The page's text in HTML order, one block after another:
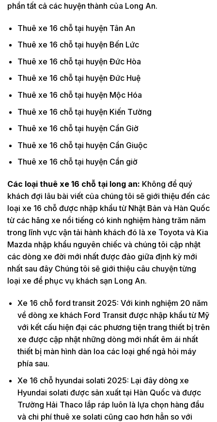
phần tất cả các huyện thành của Long An.
Thuê xe 16 chỗ tại huyện Tân An
Thuê xe 16 chỗ tại huyện Bến Lức
Thuê xe 16 chỗ tại huyện Đức Hòa
Thuê xe 16 chỗ tại huyện Đức Huệ
Thuê xe 16 chỗ tại huyện Mộc Hóa
Thuê xe 16 chỗ tại huyện Kiến Tường
Thuê xe 16 chỗ tại huyện Cần Giờ
Thuê xe 16 chỗ tại huyện Cần Giuộc
Thuê xe 16 chỗ tại huyện Cần giờ
Các loại thuê xe 16 chỗ tại long an: Không để quý
khách đợi lâu bài viết của chúng tôi sẽ giới thiệu đến các
loại xe 16 chỗ được nhập khẩu từ Nhật Bản và Hàn Quốc
từ các hãng xe nổi tiếng có kinh nghiệm hàng trăm năm
trong lĩnh vực vận tải hành khách đó là xe Toyota và Kia
Mazda nhập khẩu nguyên chiếc và chúng tôi cập nhật
các dòng xe đời mới nhất được đảo giữa định kỳ mới
nhất sau đây Chúng tôi sẽ giới thiệu câu chuyện từng
loại xe để phục vụ khách sạn Long An.
Xe 16 chỗ ford transit 2025: Với kinh nghiệm 20 năm
về dòng xe khách Ford Transit được nhập khẩu từ Mỹ
với kết cấu hiện đại các phương tiện trang thiết bị trên
xe được cập nhật những dòng mới nhất êm ái nhất
thiết bị màn hình dàn loa các loại ghế ngả hỏi máy
phía sau.
Xe 16 chỗ hyundai solati 2025: Lại đây dòng xe
Hyundai solati được sản xuất tại Hàn Quốc và được
Trường Hải Thaco lắp ráp luôn là lựa chọn hàng đầu
và chi phí thuê xe solati cũng cao hơn hẳn so với